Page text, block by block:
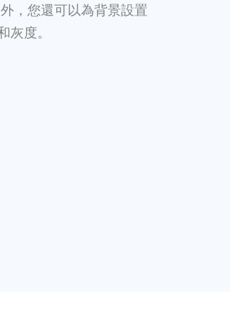
，您還可以為背景設置
度。